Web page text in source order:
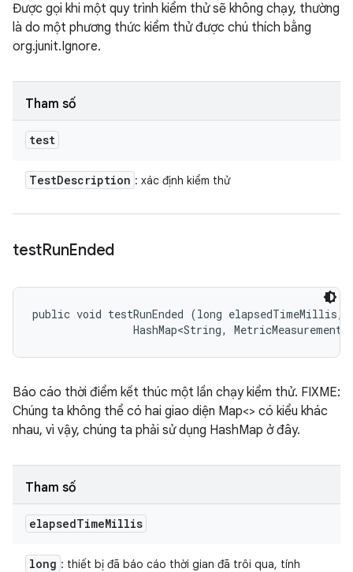
Được gọi khi một quy trình kiểm thử sẽ không chạy, thường
là do một phương thức kiểm thử được chú thích bằng
org.junit.Ignore.
Tham số
test
TestDescription : xác định kiểm thử
testRunEnded
public void testRunEnded (long elapsedTimeMillis,
HashMap<String,
Báo cáo thời điểm kết thúc một lần chạy kiểm thử. FIXME:
Chúng ta không thể có hai giao diện Map<> có kiểu khác
nhau, vì vậy, chúng ta phải sử dụng HashMap ở đây.
Tham số
elapsedTimeMillis
long : thiết bị đã báo cáo thời gian đã trôi qua, tính